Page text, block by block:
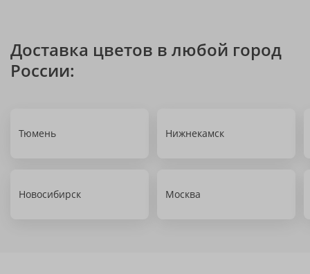
Доставка цветов в любой город
России:
Тюмень Нижнекамск
Новосибирск Москва